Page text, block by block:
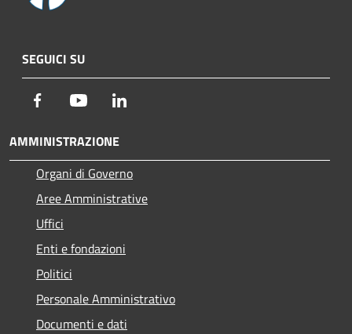
SEGUICI SU
Facebook Youtube
AMMINISTRAZIONE
Organi di Governo
Aree Amministrative
Uffici
Enti e fondazioni
Politici
Personale Amministrativo
Documenti e dati